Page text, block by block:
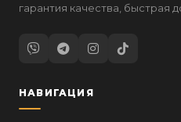
гарантия качества, быстрая
НАВИГАЦИЯ